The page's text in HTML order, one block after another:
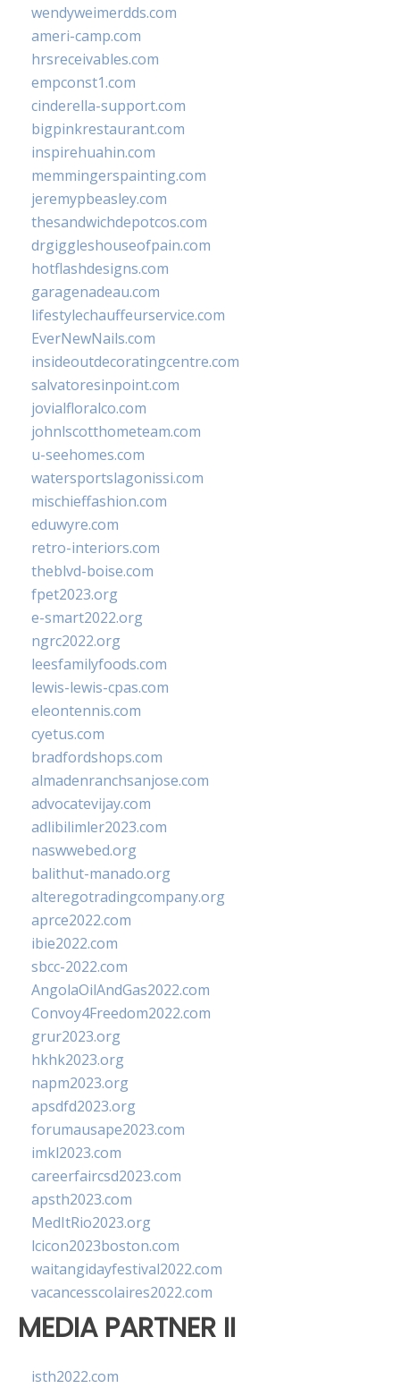
wendyweimerdds.com
ameri-camp.com
hrsreceivables.com
empconst1.com
cinderella-support.com
bigpinkrestaurant.com
inspirehuahin.com
memmingerspainting.com
jeremypbeasley.com
thesandwichdepotcos.com
drgiggleshouseofpain.com
hotflashdesigns.com
garagenadeau.com
lifestylechauffeurservice.com
EverNewNails.com
insideoutdecoratingcentre.com
salvatoresinpoint.com
jovialfloralco.com
johnlscotthometeam.com
u-seehomes.com
watersportslagonissi.com
mischieffashion.com
eduwyre.com
retro-interiors.com
theblvd-boise.com
fpet2023.org
e-smart2022.org
ngrc2022.org
leesfamilyfoods.com
lewis-lewis-cpas.com
eleontennis.com
cyetus.com
bradfordshops.com
almadenranchsanjose.com
advocatevijay.com
adlibilimler2023.com
naswwebed.org
balithut-manado.org
alteregotradingcompany.org
aprce2022.com
ibie2022.com
sbcc-2022.com
AngolaOilAndGas2022.com
Convoy4Freedom2022.com
grur2023.org
hkhk2023.org
napm2023.org
apsdfd2023.org
forumausape2023.com
imkl2023.com
careerfaircsd2023.com
apsth2023.com
MedItRio2023.org
lcicon2023boston.com
waitangidayfestival2022.com
vacancesscolaires2022.com
MEDIA PARTNER II
isth2022.com